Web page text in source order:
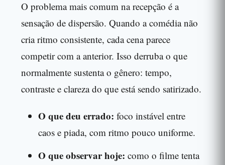
O problema mais comum na recepção é a
sensação de dispersão. Quando a comédia não
cria ritmo consistente, cada cena parece
competir com a anterior. Isso derruba o que
normalmente sustenta o gênero: tempo,
contraste e clareza do que está sendo satirizado.
O que deu errado: foco instável entre
caos e piada, com ritmo pouco uniforme.
O que observar hoje: como o filme tenta